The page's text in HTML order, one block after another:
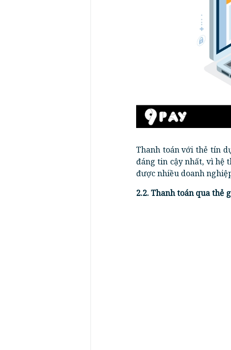
Thanh toán với thẻ tín
đáng tin cậy nhất, vì hệ
được nhiều doanh
2.2. Thanh toán qua thẻ